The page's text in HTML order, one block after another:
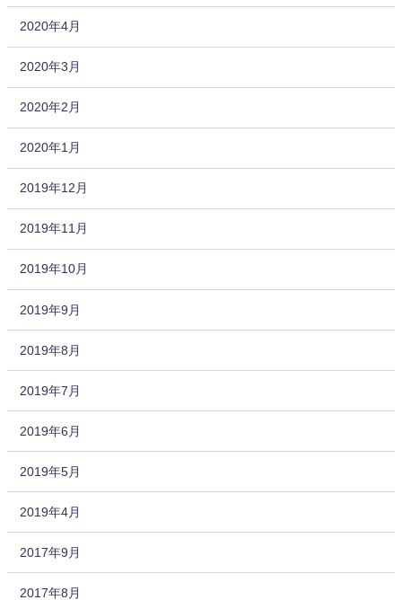
2020年4月
2020年3月
2020年2月
2020年1月
2019年12月
2019年11月
2019年10月
2019年9月
2019年8月
2019年7月
2019年6月
2019年5月
2019年4月
2017年9月
2017年8月